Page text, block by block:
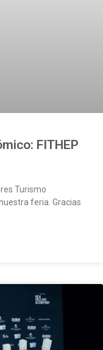
FITHEP
Turismo
feria. Gracias